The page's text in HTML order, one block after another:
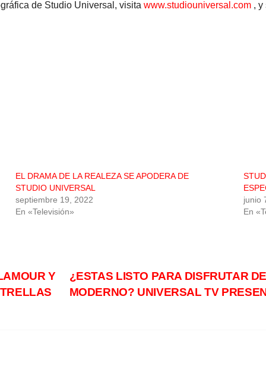
de Studio Universal, visita www.studiouniversal.com , y
EL DRAMA DE LA REALEZA SE APODERA DE
STUDIO UNIVERSAL
septiembre 19, 2022
En «Televisión»
junio
En
¿ESTAS LISTO PARA DISFRUTAR
MODERNO? UNIVERSAL TV
Y